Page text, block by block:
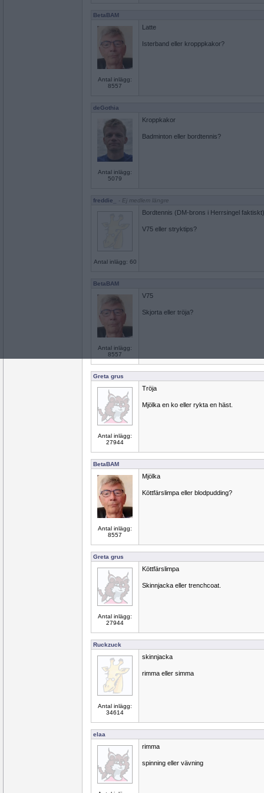
BetaBAM
Antal inlägg:
8557
Latte
Isterband eller kropppkakor?
deGothia
Antal inlägg:
5079
Kroppkakor
Badminton eller bordtennis?
freddie_ - Ej medlem längre
Antal inlägg: 60
Bordtennis (DM-brons i Herrsingel
V75 eller stryktips?
BetaBAM
Antal inlägg:
8557
V75
Skjorta eller tröja?
Greta grus
Antal inlägg:
27944
Tröja
Mjölka en ko eller rykta en häst.
BetaBAM
Antal inlägg:
8557
Mjölka
Köttfärslimpa eller blodpudding?
Greta grus
Antal inlägg:
27944
Köttfärslimpa
Skinnjacka eller trenchcoat.
Ruckzuck
Antal inlägg:
34614
skinnjacka
rimma eller simma
elaa
rimma
spinning eller vävning